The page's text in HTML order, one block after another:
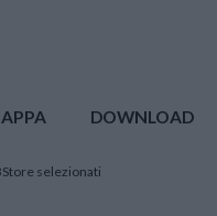
DOWNLOAD
selezionati